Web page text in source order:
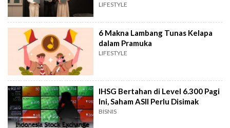
LIFESTYLE
6 Makna Lambang Tunas Kelapa
dalam Pramuka
LIFESTYLE
IHSG Bertahan di Level 6.300 Pagi
Ini, Saham ASII Perlu Disimak
BISNIS